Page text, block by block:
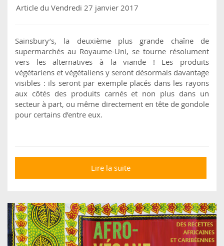
Article du Vendredi 27 janvier 2017
Sainsbury’s, la deuxième plus grande chaîne de
supermarchés au Royaume-Uni, se tourne résolument
vers les alternatives à la viande ! Les produits
végétariens et végétaliens y seront désormais davantage
visibles : ils seront par exemple placés dans les rayons
aux côtés des produits carnés et non plus dans un
secteur à part, ou même directement en tête de gondole
pour certains d’entre eux.
Lire la suite
au Royaume-Uni vont